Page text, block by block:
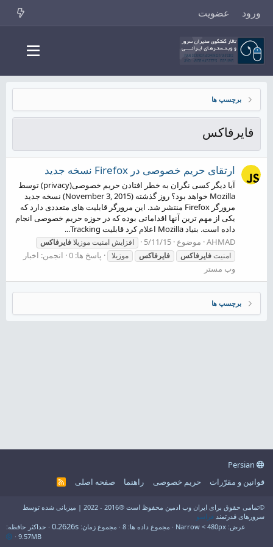
ورود عضویت
برچسپ ها
فایرفاکس
ارتقای حریم خصوصی در Firefox نسخه جدید
آیا دیگر کسی نگران به خطر افتادن حریم خصوصی(privacy) توسط
Mozilla خواهد بود؟ روز گذشته (November 3, 2015) نسخه جدید
مرورگر Firefox منتشر شد. این مرورگر قابلیت های متعددی دارد که
یکی از مهم ترین آنها اقداماتی بوده که در حوزه حریم خصوصی انجام
داده است. بنیاد Mozilla اعلام کرد قابلیت Tracking...
AHMAD موضوع 5/11/15 افزایش امنیت موزیلافایرفاکس
امنیتفایرفاکس فایرفاکس موزیلا پاسخ ها: 0 انجمن: اخبار
وب مستر
برچسپ ها
قوانین و مقرّرات
حریم خصوصی راهنما صفحه اصلی
R
©تمامی حقوق برای ایران وب ادمین محفوظ است ®2016 - 2022 | میزبانی شده توسط
سرورهای قدرتمند فراسو
عرض
مجموع داده ها 8 مجموع زمان 0.2626s
حداکثر حافظه
9.57MB